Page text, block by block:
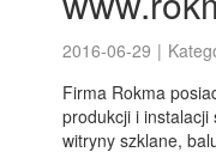
2016-06-29 |
Firma Rokma
produkcji i
witryny szklane,